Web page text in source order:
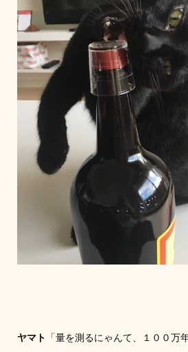
ヤマト 「量を測るにゃんて、１００万